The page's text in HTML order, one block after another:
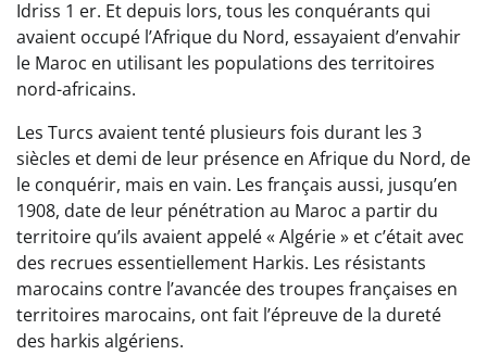
Idriss 1 er. Et depuis lors, tous les conquérants qui
avaient occupé l’Afrique du Nord, essayaient d’envahir
le Maroc en utilisant les populations des territoires
nord-africains.
Les Turcs avaient tenté plusieurs fois durant les 3
siècles et demi de leur présence en Afrique du Nord, de
le conquérir, mais en vain. Les français aussi, jusqu’en
1908, date de leur pénétration au Maroc a partir du
territoire qu’ils avaient appelé « Algérie » et c’était avec
des recrues essentiellement Harkis. Les résistants
marocains contre l’avancée des troupes françaises en
territoires marocains, ont fait l’épreuve de la dureté
des harkis algériens.